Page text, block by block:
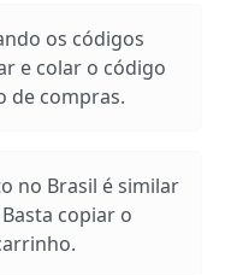
os códigos
e colar o código
de compras.
no Brasil é similar
copiar o